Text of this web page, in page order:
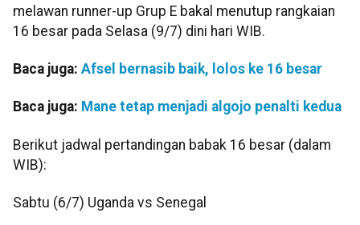
melawan runner-up Grup E bakal menutup rangkaian
16 besar pada Selasa (9/7) dini hari WIB.
Baca juga: Afsel bernasib baik, lolos ke 16 besar
Baca juga: Mane tetap menjadi algojo penalti kedua
Berikut jadwal pertandingan babak 16 besar (dalam
WIB):
Sabtu (6/7) Uganda vs Senegal